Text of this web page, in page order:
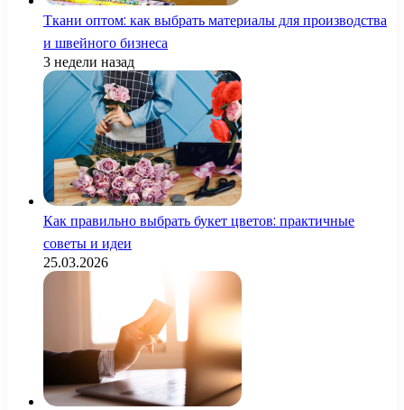
Ткани оптом: как выбрать материалы для производства
и швейного бизнеса
3 недели назад
Как правильно выбрать букет цветов: практичные
советы и идеи
25.03.2026